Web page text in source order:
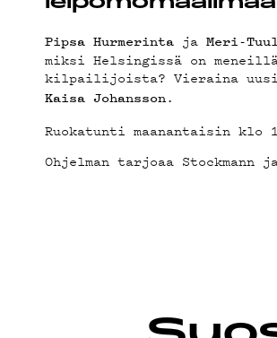
Pipsa Hurmerinta jaMeri-
miksi Helsingissä on
kilpailijoista? Vieraina
Kaisa Johansson.
Ruokatunti maanantaisin klo
Ohjelman tarjoaa Stockmann